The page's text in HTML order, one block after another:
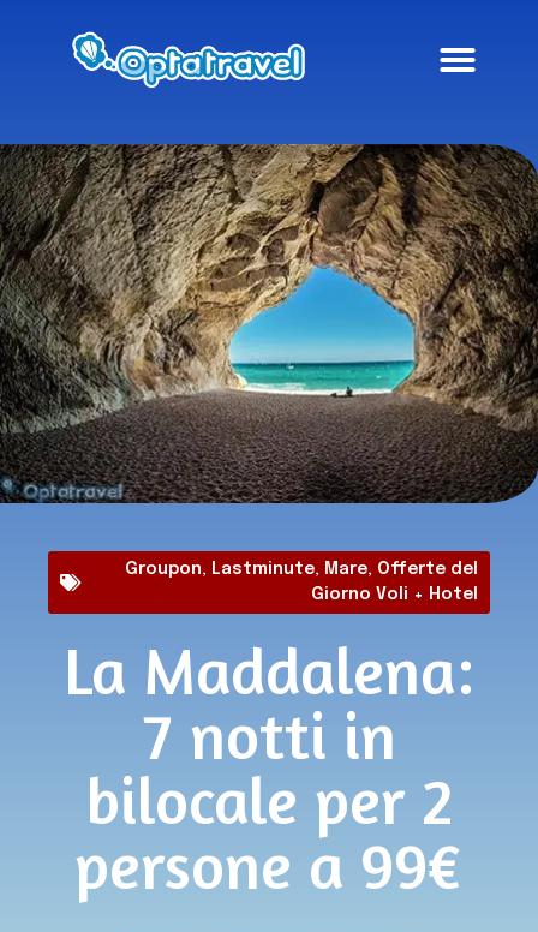
Groupon, Lastminute, Mare, Offerte del
Giorno Voli + Hotel
La Maddalena:
7 notti in
bilocale per 2
persone a 99€